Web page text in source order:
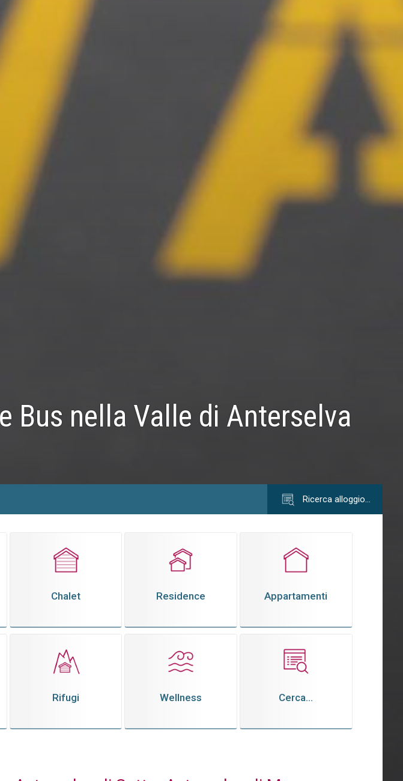
Bus nella Valle di Anterselva
Ricerca alloggio…
Chalet Residence Appartamenti
Rifugi Wellness Cerca...